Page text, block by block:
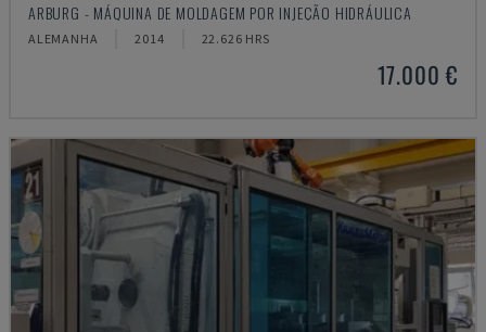
ARBURG - MÁQUINA DE MOLDAGEM POR INJEÇÃO HIDRÁULICA
ALEMANHA 2014 22.626 HRS
17.000 €